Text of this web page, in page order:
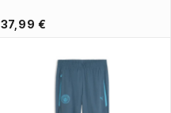
37,99 €